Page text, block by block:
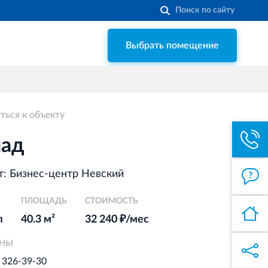
Строительная система ROSSTRO‐
Торгово-развлекательный центр
Вернисаж в Кингисеппе
Выбрать помещение
к объекту
Бизнес-центр Невский
ПЛОЩАДЬ
40.3 м²
СТОИМОСТЬ
32 240 ₽/мес
326-39-30